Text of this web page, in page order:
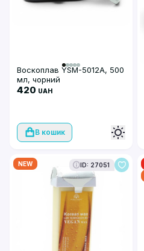
Воскоплав YSM-5012A, 500
мл, чорний
420 UAH
В кошик
NEW ID: 27051